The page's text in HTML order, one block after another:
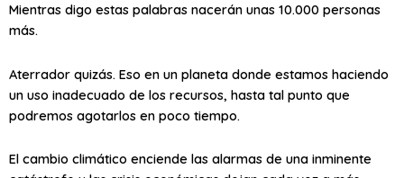
Mientras digo estas palabras nacerán unas 10.000 personas
más.
Aterrador quizás. Eso en un planeta donde estamos haciendo
un uso inadecuado de los recursos, hasta tal punto que
podremos agotarlos en poco tiempo.
El cambio climático enciende las alarmas de una inminente